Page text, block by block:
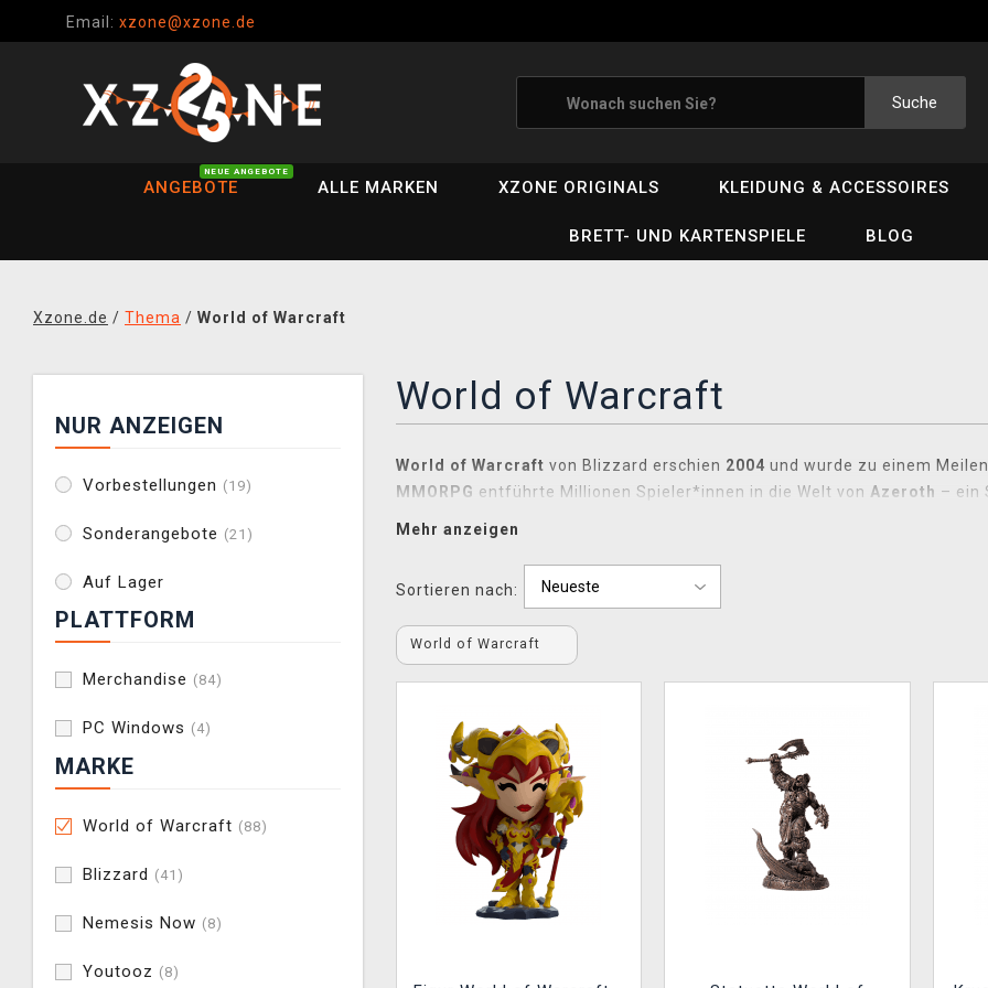
Email: xzone@xzone.de
Suche
ANGEBOTE
NEUE ANGEBOTE
ALLE MARKEN XZONE ORIGINALS KLEIDUNG & ACCESSOIRES
BRETT- UND KARTENSPIELE BLOG
Xzone.de / Thema / World of Warcraft
NUR ANZEIGEN
Vorbestellungen (19)
Sonderangebote (21)
Auf Lager
PLATTFORM
Merchandise (84)
PC Windows (4)
MARKE
World of Warcraft (88)
Blizzard (41)
Nemesis Now (8)
Youtooz (8)
World of Warcraft
World of Warcraft von Blizzard erschien 2004 und wurde zu einem
MMORPG entführte Millionen Spieler*innen in die Welt von Azeroth – ein
Die Welt von Warcraft ist so umfangreich, dass auch das eigenständige
erschien und schnelle Duelle mit Karten bietet, die von den Fraktionen,
BeiXzone findet ihr offiziellen
und mit Motiven der einzelnen Fraktionen, Raids oder ikonischen
Egal, ob ihr T-Shirts mit dem Allianz-Logo oder
zusammengefasst. Der
-Merch wird regelmäßig um neue Designs
In Zusammenarbeit mit dem Verlag veröffentlichen wir außerdem
detaillierten Einblick hinter die Kulissen der Entwicklung von World of
verfolgt den Weg des Studios von seinen legendären Anfängen über
Mehr anzeigen
Sortieren nach:
World of Warcraft